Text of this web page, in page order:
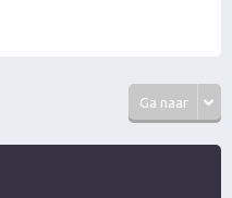
Ga naar